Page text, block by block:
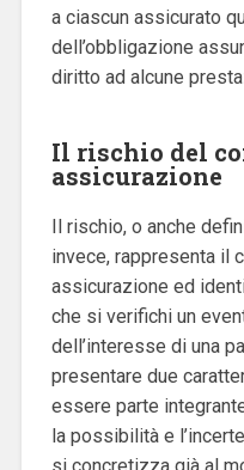
a ciascun assicurato
dell’obbligazione
diritto ad alcune
Il rischio del
assicurazione
Il rischio, o anche
invece, rappresenta il
assicurazione ed
che si verifichi un
dell’interesse di una
presentare due
essere parte
la possibilità e